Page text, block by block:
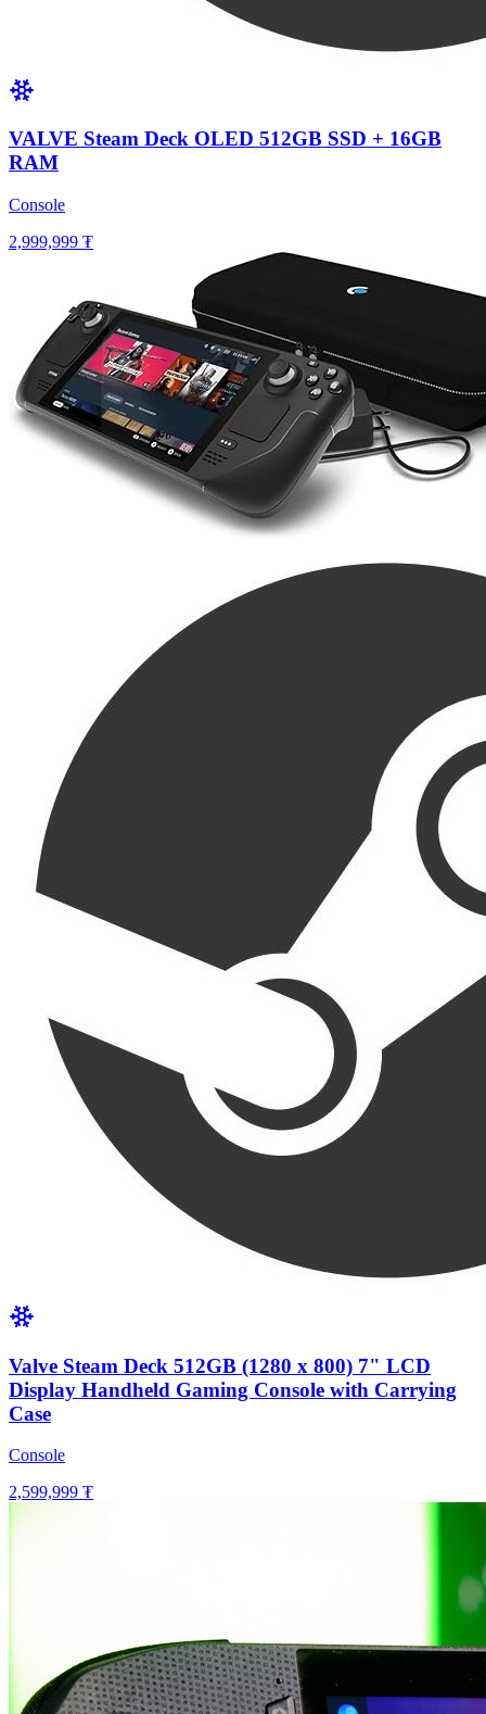
VALVE Steam Deck OLED 512GB SSD + 16GB
RAM
Console
2,999,999 ₮
Valve Steam Deck 512GB (1280 x 800) 7" LCD
Display Handheld Gaming Console with Carrying
Case
Console
2,599,999 ₮